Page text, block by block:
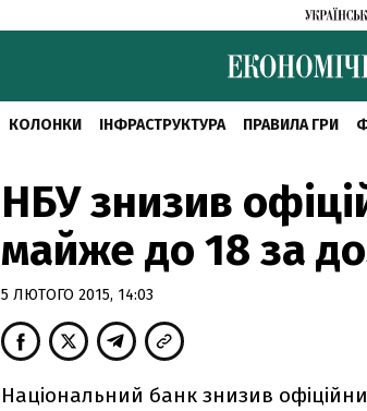
КОЛОНКИ ІНФРАСТРУКТУРА ПРАВИЛА ГРИ
НБУ знизив
майже до 18 за
5 ЛЮТОГО 2015, 14:03
Національний банк знизив